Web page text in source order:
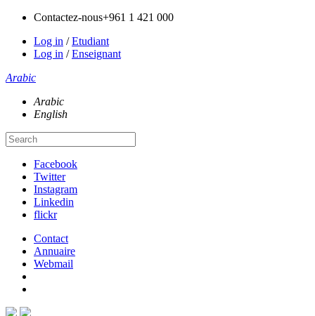
Contactez-nous+961 1 421 000
Log in /Etudiant
Log in /Enseignant
Arabic
Arabic
English
Facebook
Twitter
Instagram
Linkedin
flickr
Contact
Annuaire
Webmail